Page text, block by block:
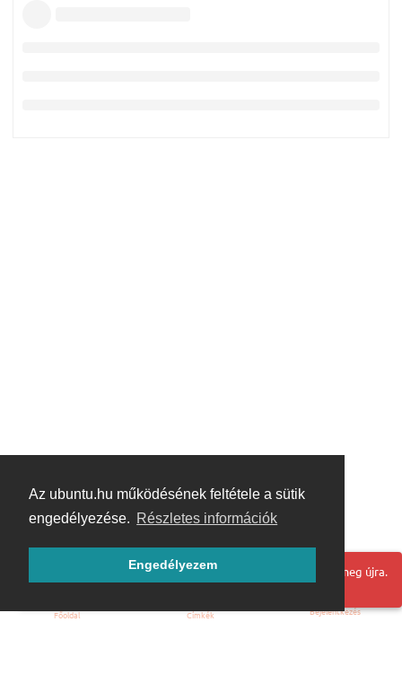
Az ubuntu.hu működésének feltétele a sütik
engedélyezése. Részletes információk
Engedélyezem
Hoppá! Valami hiba történt. Frissítse az oldalt és próbálja meg újra.
Főoldal Címkék Bejelentkezés